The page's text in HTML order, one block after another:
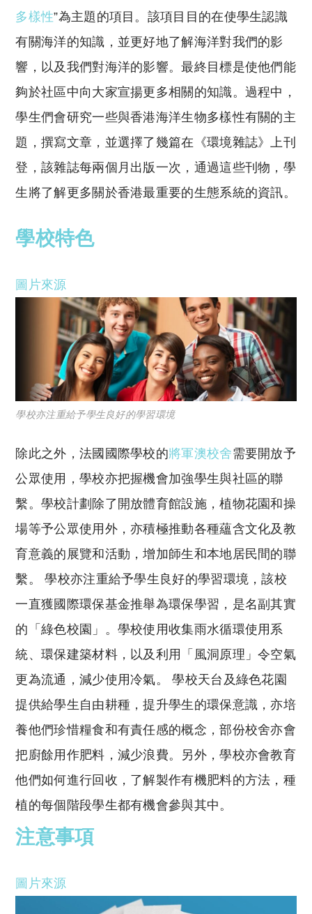
多樣性”為主題的項目。該項目目的在使學生認識
有關海洋的知識，並更好地了解海洋對我們的影
響，以及我們對海洋的影響。最終目標是使他們能
夠於社區中向大家宣揚更多相關的知識。過程中，
學生們會研究一些與香港海洋生物多樣性有關的主
題，撰寫文章，並選擇了幾篇在《環境雜誌》上刊
登，該雜誌每兩個月出版一次，通過這些刊物，學
生將了解更多關於香港最重要的生態系統的資訊。
學校特色
圖片來源
學校亦注重給予學生良好的學習環境
除此之外，法國國際學校的將軍澳校舍需要開放予
公眾使用，學校亦把握機會加強學生與社區的聯
繫。學校計劃除了開放體育館設施，植物花園和操
場等予公眾使用外，亦積極推動各種蘊含文化及教
育意義的展覽和活動，增加師生和本地居民間的聯
繫。 學校亦注重給予學生良好的學習環境，該校
一直獲國際環保基金推舉為環保學習，是名副其實
的「綠色校園」。學校使用收集雨水循環使用系
統、環保建築材料，以及利用「風洞原理」令空氣
更為流通，減少使用冷氣。 學校天台及綠色花園
提供給學生自由耕種，提升學生的環保意識，亦培
養他們珍惜糧食和有責任感的概念，部份校舍亦會
把廚餘用作肥料，減少浪費。另外，學校亦會教育
他們如何進行回收，了解製作有機肥料的方法，種
植的每個階段學生都有機會參與其中。
注意事項
圖片來源